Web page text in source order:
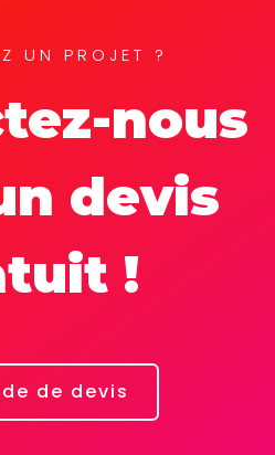
UN PROJET ?
nous
devis
!
de devis